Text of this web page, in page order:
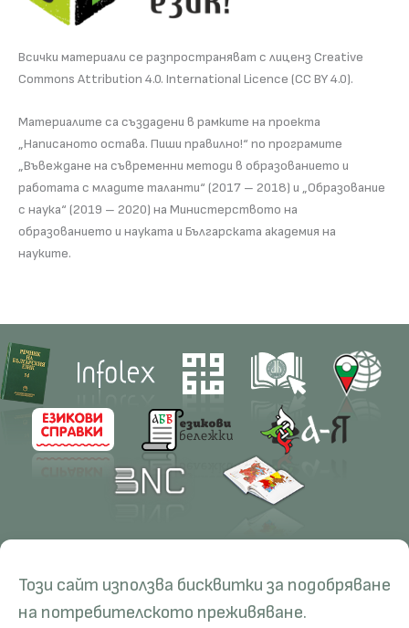
Този сайт използва бисквитки за подобряване
на потребителското преживяване.
Всички материали се разпространяват с лиценз Creative
Commons Attribution 4.0. International Licence (CC BY 4.0).
Материалите са създадени в рамките на проекта
„Написаното остава. Пиши правилно!“ по програмите
„Въвеждане на съвременни методи в образованието и
работата с младите таланти“ (2017 – 2018) и „Образование
с наука“ (2019 – 2020) на Министерството на
образованието и науката и Българската академия на
науките.
Management Projects
Education Resources